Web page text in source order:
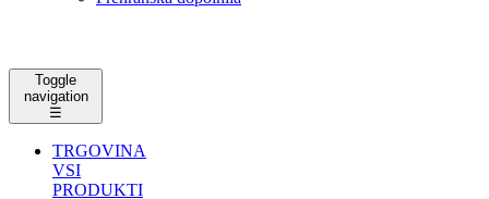
Toggle
navigation
☰
TRGOVINA
VSI
PRODUKTI